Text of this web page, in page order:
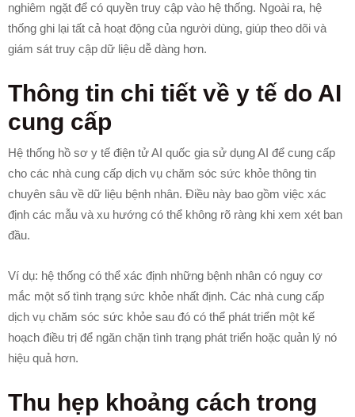
nghiêm ngặt để có quyền truy cập vào hệ thống. Ngoài ra, hệ
thống ghi lại tất cả hoạt động của người dùng, giúp theo dõi và
giám sát truy cập dữ liệu dễ dàng hơn.
Thông tin chi tiết về y tế do AI
cung cấp
Hệ thống hồ sơ y tế điện tử AI quốc gia sử dụng AI để cung cấp
cho các nhà cung cấp dịch vụ chăm sóc sức khỏe thông tin
chuyên sâu về dữ liệu bệnh nhân. Điều này bao gồm việc xác
định các mẫu và xu hướng có thể không rõ ràng khi xem xét ban
đầu.
Ví dụ: hệ thống có thể xác định những bệnh nhân có nguy cơ
mắc một số tình trạng sức khỏe nhất định. Các nhà cung cấp
dịch vụ chăm sóc sức khỏe sau đó có thể phát triển một kế
hoạch điều trị để ngăn chặn tình trạng phát triển hoặc quản lý nó
hiệu quả hơn.
Thu hẹp khoảng cách trong